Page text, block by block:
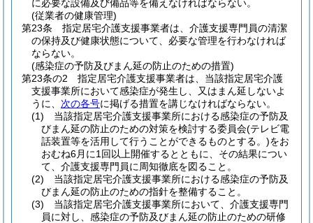
に必要な設備及び備品等を備えなければならない。
(従業者の健康管理)
第23条
指定居宅介護支援事業者は、介護支援専門員の清潔
の保持及び健康状態について、必要な管理を行わなければ
ならない。
(感染症の予防及びまん延の防止のための措置)
第23条の2
指定居宅介護支援事業者は、当該指定居宅介護
支援事業所において感染症が発生し、又はまん延しないよ
うに、 次の各号に掲げる措置を講じなければならない。
(1)
当該指定居宅介護支援事業所における感染症の予防及
びまん延の防止のための対策を検討する委員会(テレビ電
話装置等を活用して行うことができるものとする。)をお
おむね6月に1回以上開催するとともに、その結果につい
て、介護支援専門員に周知徹底を図ること。
(2)
当該指定居宅介護支援事業所における感染症の予防及
びまん延の防止のための指針を整備すること。
(3)
当該指定居宅介護支援事業所において、介護支援専門
員に対し、感染症の予防及びまん延の防止のための研修